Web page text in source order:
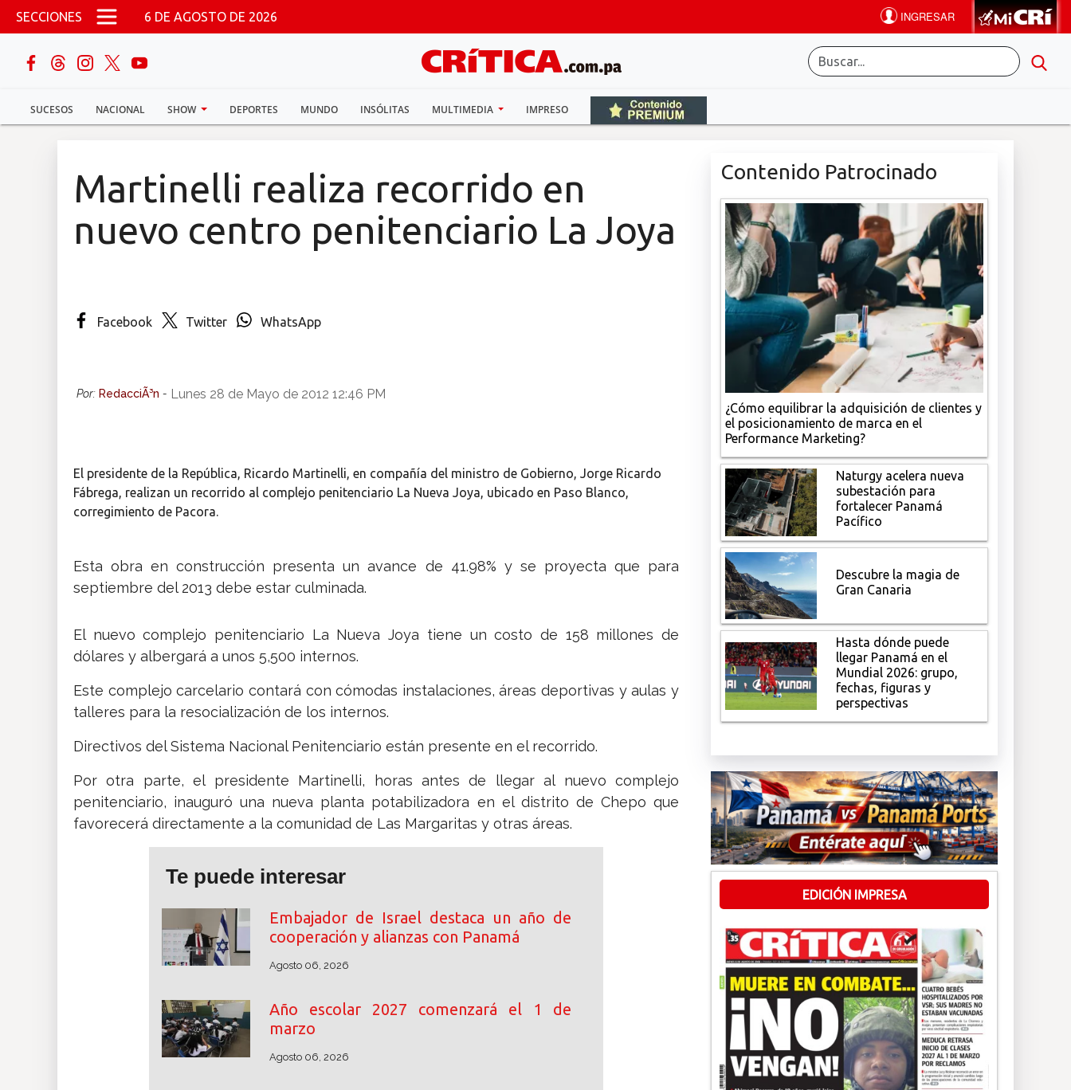
Pasar al contenido principal
SECCIONES 6 DE AGOSTO DE 2026
SUCESOS NACIONAL SHOW DEPORTES MUNDO INSÓLITAS MULTIMEDIA IMPRESO
buscar
Sucesos
Martinelli realiza recorrido en
nuevo centro penitenciario La Joya
Facebook Twitter WhatsApp
Por: RedacciÃ³n - Lunes 28 de Mayo de 2012 12:46 PM
El presidente de la República, Ricardo Martinelli, en compañía del ministro de Gobierno, Jorge Ricardo
Fábrega, realizan un recorrido al complejo penitenciario La Nueva Joya, ubicado en Paso Blanco,
corregimiento de Pacora.
Esta obra en construcción presenta un avance de 41.98% y se proyecta que para
septiembre del 2013 debe estar culminada.
El nuevo complejo penitenciario La Nueva Joya tiene un costo de 158 millones de
dólares y albergará a unos 5,500 internos.
Este complejo carcelario contará con cómodas instalaciones, áreas deportivas y aulas y
talleres para la resocialización de los internos.
Directivos del Sistema Nacional Penitenciario están presente en el recorrido.
Por otra parte, el presidente Martinelli, horas antes de llegar al nuevo complejo
penitenciario, inauguró una nueva planta potabilizadora en el distrito de Chepo que
favorecerá directamente a la comunidad de Las Margaritas y otras áreas.
Te puede interesar
Embajador de Israel destaca un año de
cooperación y alianzas con Panamá
Agosto 06, 2026
Año escolar 2027 comenzará el 1 de
marzo
Agosto 06, 2026
Contenido Patrocinado
¿Cómo equilibrar la adquisición de clientes y
el posicionamiento de marca en el
Performance Marketing?
Naturgy acelera nueva
subestación para
fortalecer Panamá
Pacífico
Descubre la magia de
Gran Canaria
Hasta dónde puede
llegar Panamá en el
Mundial 2026: grupo,
fechas, figuras y
perspectivas
EDICIÓN IMPRESA